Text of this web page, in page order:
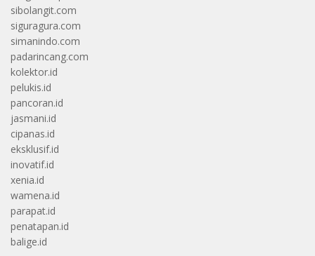
sibolangit.com
siguragura.com
simanindo.com
padarincang.com
kolektor.id
pelukis.id
pancoran.id
jasmani.id
cipanas.id
eksklusif.id
inovatif.id
xenia.id
wamena.id
parapat.id
penatapan.id
balige.id